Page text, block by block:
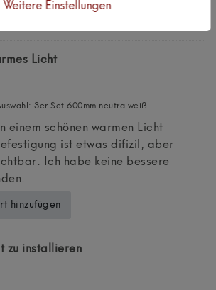
Licht
3er Set 600mm neutralweiß
einem schönen warmen Licht
ist etwas difizil, aber
Ich habe keine bessere
hinzufügen
zu installieren
Weitere Einstellungen